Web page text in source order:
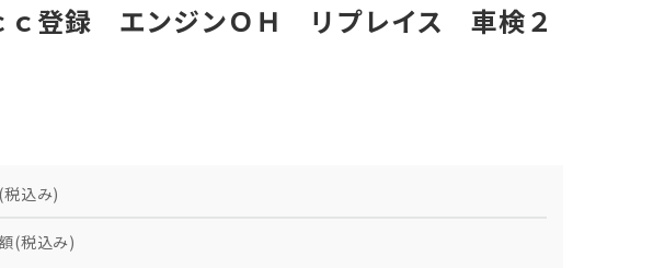
ｃ登録 エンジンＯＨ リプレイス 車検２
込み)
(税込み)